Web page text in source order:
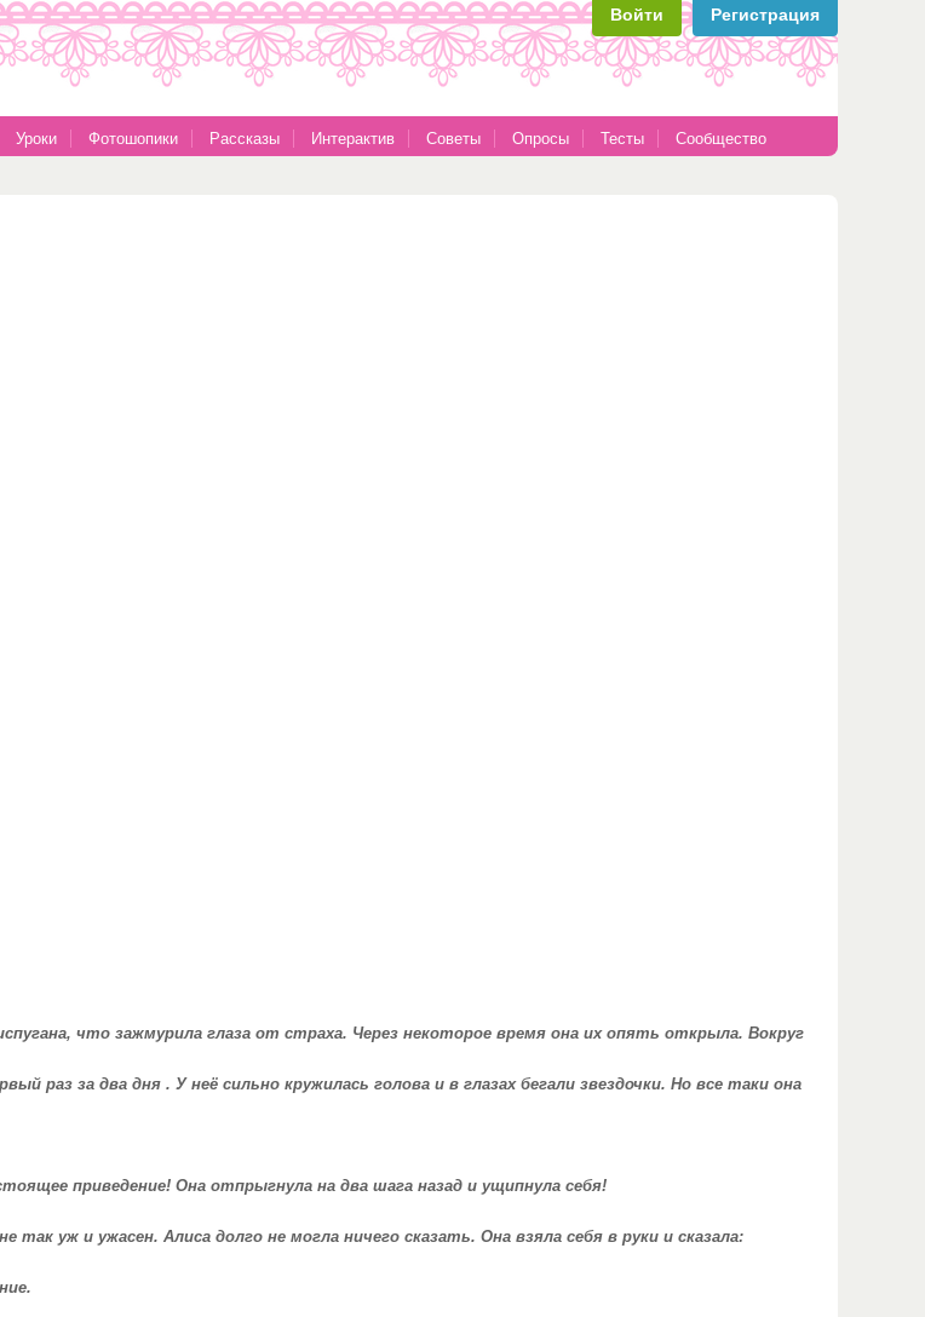
Войти Регистрация
Уроки Фотошопики Рассказы Интерактив Советы Опросы Тесты Сообщество
что зажмурила глаза от страха. Через некоторое время она их опять открыла. Вокруг
раз за два дня . У неё сильно кружилась голова и в глазах бегали звездочки. Но все таки она
приведение! Она отпрыгнула на два шага назад и ущипнула себя!
уж и ужасен. Алиса долго не могла ничего сказать. Она взяла себя в руки и сказала: